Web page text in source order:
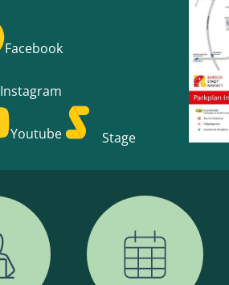
Facebook
Instagram
Youtube Stage